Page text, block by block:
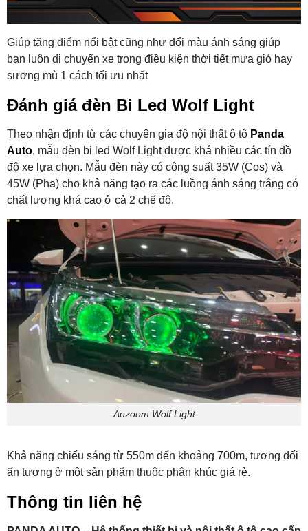
Giúp tăng điểm nổi bật cũng như đổi màu ánh sáng giúp
bạn luôn di chuyển xe trong điều kiện thời tiết mưa gió hay
sương mù 1 cách tối ưu nhất
Đánh giá đèn Bi Led Wolf Light
Theo nhận định từ các chuyên gia độ nội thất ô tô Panda
Auto, mẫu đèn bi led Wolf Light được khá nhiều các tín đồ
độ xe lựa chọn. Mẫu đèn này có công suất 35W (Cos) và
45W (Pha) cho khả năng tạo ra các luồng ánh sáng trắng có
chất lượng khá cao ở cả 2 chế độ.
Aozoom Wolf Light
Khả năng chiếu sáng từ 550m đến khoảng 700m, tương đối
ấn tượng ở một sản phẩm thuộc phân khúc giá rẻ.
Thông tin liên hệ